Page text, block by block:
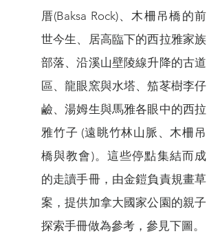
厝(Baksa Rock)、木柵吊橋的前
世今生、居高臨下的西拉雅家族
部落、沿溪山壁陵線升降的古道
區、龍眼窯與水塔、笳苳樹李仔
鹼、湯姆生與馬雅各眼中的西拉
雅竹子 (遠眺竹林山脈、木柵吊
橋與教會)。這些停點集結而成
的走讀手冊，由金鎧負責規畫草
案，提供加拿大國家公園的親子
探索手冊做為參考，參見下圖。